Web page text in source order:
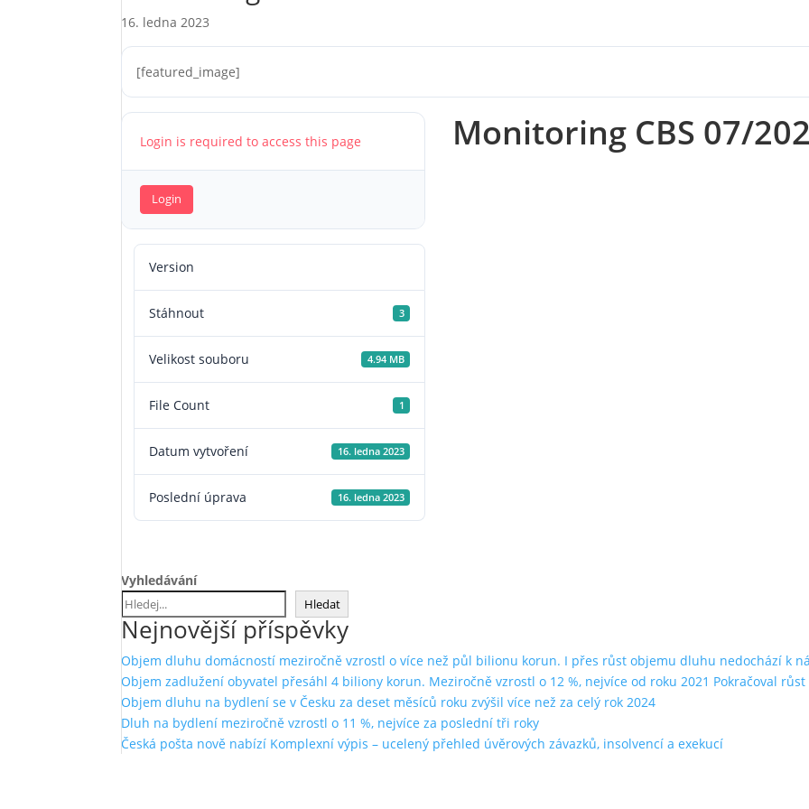
16. ledna 2023
[featured_image]
Login is required to access this page
Login
Version
Stáhnout 3
Velikost souboru 4.94 MB
File Count 1
Datum vytvoření 16. ledna 2023
Poslední úprava 16. ledna 2023
Monitoring CBS 07/
Vyhledávání
Hledat
Nejnovější příspěvky
Objem dluhu domácností meziročně vzrostl o více než půl bilionu korun. I přes růst objemu dluhu nedochází k
Objem zadlužení obyvatel přesáhl 4 biliony korun. Meziročně vzrostl o 12 %, nejvíce od roku 2021 Pokračoval
Objem dluhu na bydlení se v Česku za deset měsíců roku zvýšil více než za celý rok 2024
Dluh na bydlení meziročně vzrostl o 11 %, nejvíce za poslední tři roky
Česká pošta nově nabízí Komplexní výpis – ucelený přehled úvěrových závazků, insolvencí a exekucí